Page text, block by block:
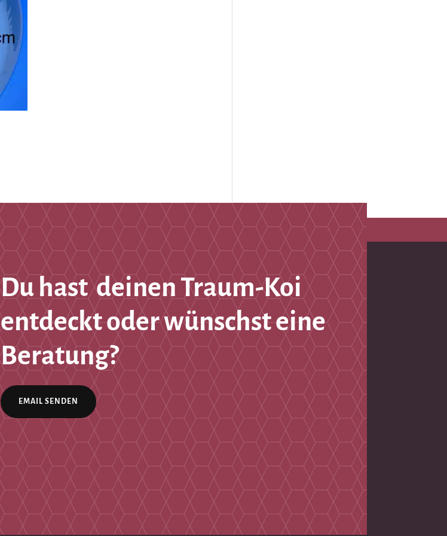
Du hast deinen Traum-Koi
entdeckt oder wünschst eine
Beratung?
EMAIL SENDEN